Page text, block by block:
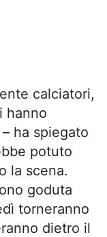
calciatori,
hanno
ha spiegato
potuto
la scena.
goduta
torneranno
dietro il